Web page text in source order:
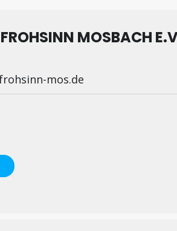
Voraussetzungen für besseren
MOSBACH
mos.de